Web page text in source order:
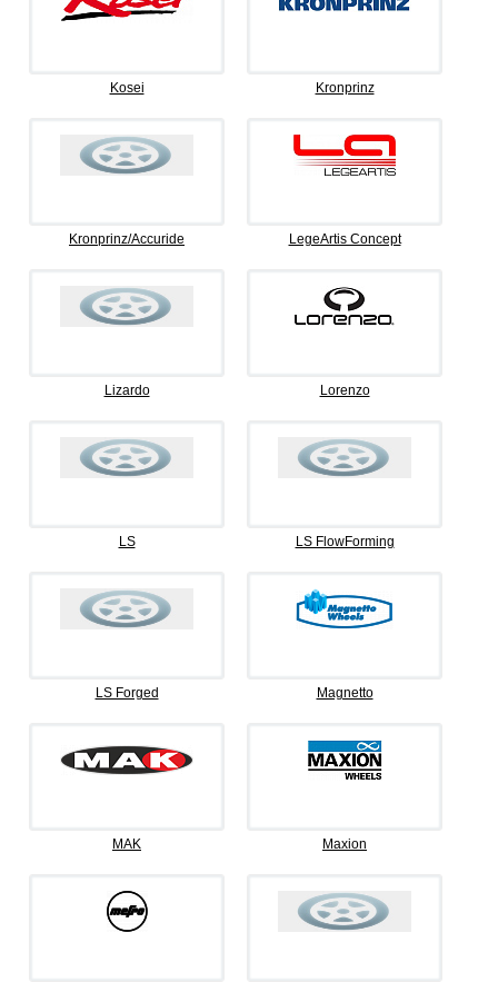
Kosei Kronprinz
Kronprinz/Accuride LegeArtis Concept
Lizardo Lorenzo
LS LS FlowForming
LS Forged Magnetto
MAK Maxion